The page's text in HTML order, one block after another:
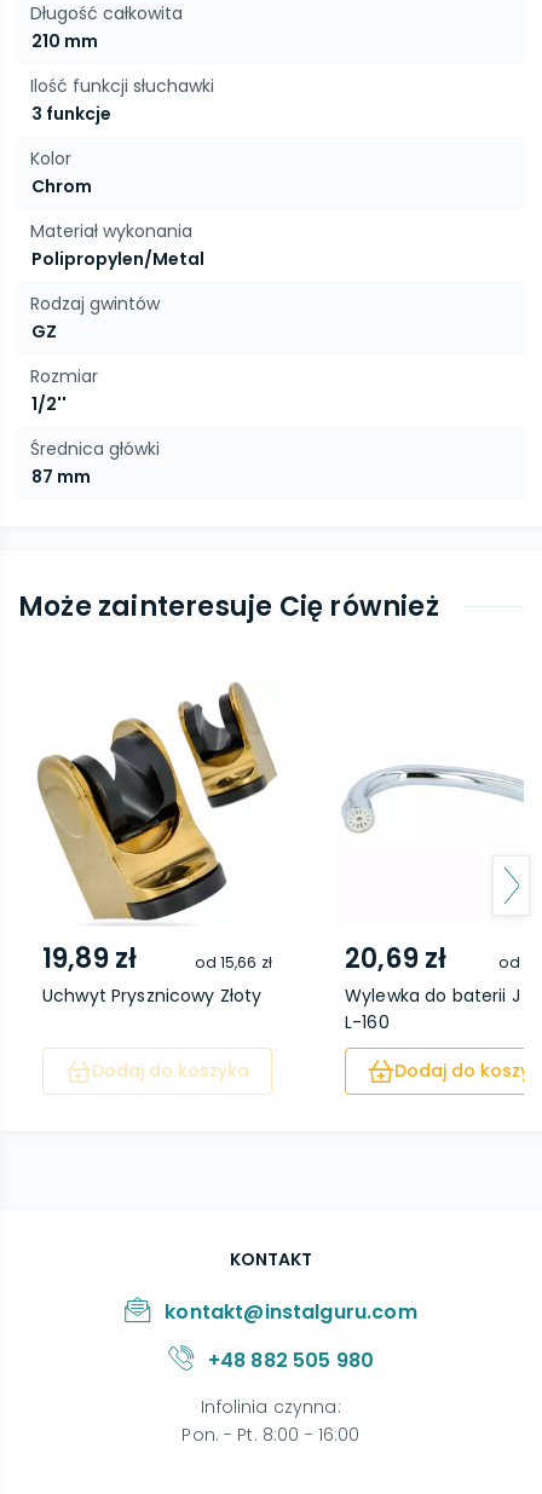
Długość całkowita
210 mm
Ilość funkcji słuchawki
3 funkcje
Kolor
Chrom
Materiał wykonania
Polipropylen/Metal
Rodzaj gwintów
GZ
Rozmiar
1/2''
Średnica główki
87 mm
Może zainteresuje Cię również
19,89 zł od 15,66 zł
Uchwyt Prysznicowy Złoty
Dodaj do koszyka
20,69 zł od
Wylewka do baterii J
L-160
Dodaj do
KONTAKT
kontakt@instalguru.com
+48 882 505 980
Infolinia czynna:
Pon. - Pt. 8:00 - 16:00